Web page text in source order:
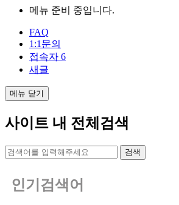
메뉴 준비 중입니다.
FAQ
1:1문의
접속자 6
새글
메뉴 닫기
사이트 내 전체검색
검색
인기검색어